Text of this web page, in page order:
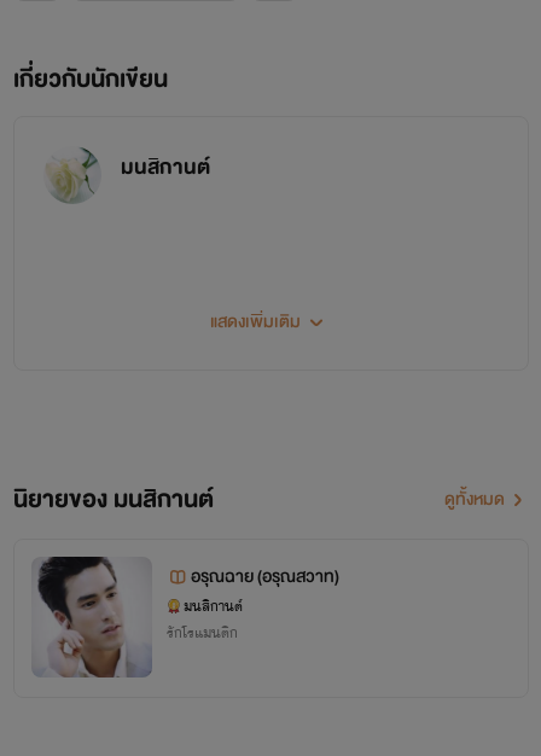
เกี่ยวกับนักเขียน
มนสิกานต์
มนสิกานต์...เป็นนักเขียนค่อนข้างโลกสวย
รัก...มนสิกานต์
แสดงเพิ่มเติม
นิยายของ มนสิกานต์ ดูทั้งหมด
อรุณฉาย (อรุณสวาท)
มนสิกานต์
รักโรแมนติก